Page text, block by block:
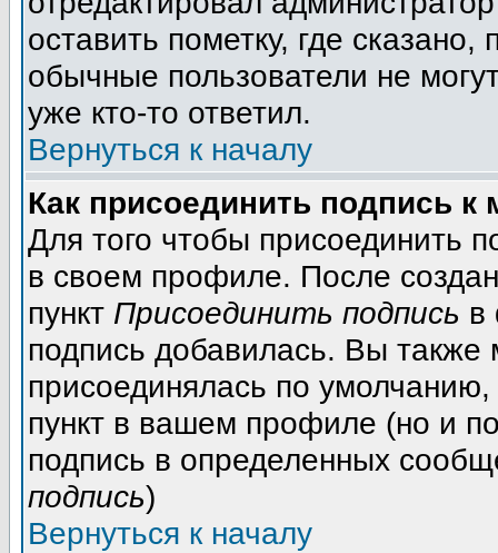
оставить пометку, где
обычные пользователи не
уже кто-то ответил.
Вернуться к началу
Как присоединить подпись
Для того чтобы присоединить
в своем профиле. После
пункт Присоединить подпись в
подпись добавилась. Вы также
присоединялась по
пункт в вашем профиле (но и
подпись в определенных
подпись)
Вернуться к началу